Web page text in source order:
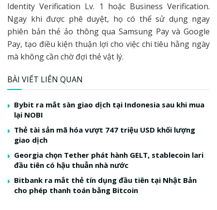
Identity Verification Lv. 1 hoặc Business Verification.
Ngay khi được phê duyệt, họ có thể sử dụng ngay
phiên bản thẻ ảo thông qua Samsung Pay và Google
Pay, tạo điều kiện thuận lợi cho việc chi tiêu hằng ngày
mà không cần chờ đợi thẻ vật lý.
BÀI VIẾT LIÊN QUAN
Bybit ra mắt sàn giao dịch tại Indonesia sau khi mua
lại NOBI
Thẻ tài sản mã hóa vượt 747 triệu USD khối lượng
giao dịch
Georgia chọn Tether phát hành GELT, stablecoin lari
đầu tiên có hậu thuẫn nhà nước
Bitbank ra mắt thẻ tín dụng đầu tiên tại Nhật Bản
cho phép thanh toán bằng Bitcoin